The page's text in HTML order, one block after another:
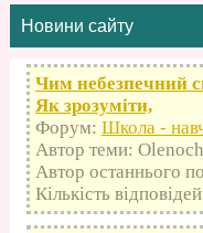
Новини сайту
Чим небезпечний
Як зрозуміти,
Форум: Школа -
Автор теми:
Автор останнього
Кількість